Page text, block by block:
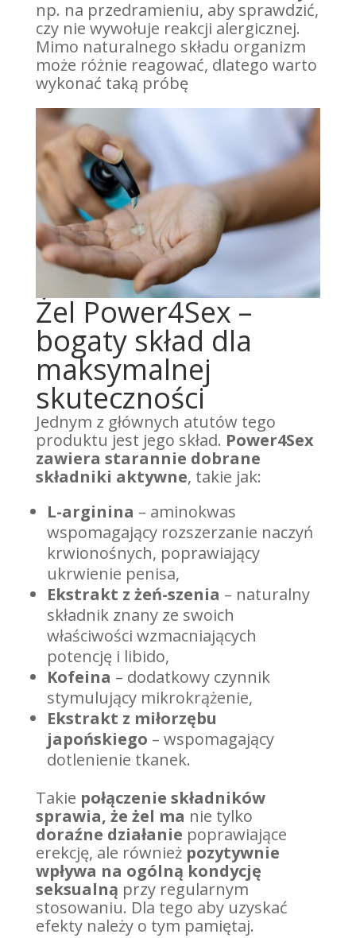
np. na przedramieniu, aby sprawdzić,
czy nie wywołuje reakcji alergicznej.
Mimo naturalnego składu organizm
może różnie reagować, dlatego warto
wykonać taką próbę
Żel Power4Sex –
bogaty skład dla
maksymalnej
skuteczności
Jednym z głównych atutów tego
produktu jest jego skład. Power4Sex
zawiera starannie dobrane
składniki aktywne, takie jak:
L-arginina – aminokwas
wspomagający rozszerzanie naczyń
krwionośnych, poprawiający
ukrwienie penisa,
Ekstrakt z żeń-szenia – naturalny
składnik znany ze swoich
właściwości wzmacniających
potencję i libido,
Kofeina – dodatkowy czynnik
stymulujący mikrokrążenie,
Ekstrakt z miłorzębu
japońskiego – wspomagający
dotlenienie tkanek.
Takie połączenie składników
sprawia, że żel ma nie tylko
doraźne działanie poprawiające
erekcję, ale również pozytywnie
wpływa na ogólną kondycję
seksualną przy regularnym
stosowaniu. Dla tego aby uzyskać
efekty należy o tym pamiętaj.